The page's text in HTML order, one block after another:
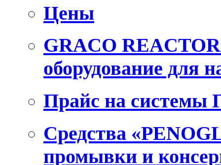
Цены
GRACO
оборудование для
Прайс на
Средства
промывки и